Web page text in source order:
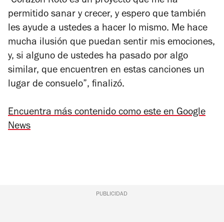
permitido sanar y crecer, y espero que también
les ayude a ustedes a hacer lo mismo. Me hace
mucha ilusión que puedan sentir mis emociones,
y, si alguno de ustedes ha pasado por algo
similar, que encuentren en estas canciones un
lugar de consuelo”, finalizó.
Encuentra más contenido como este en Google
News
PUBLICIDAD